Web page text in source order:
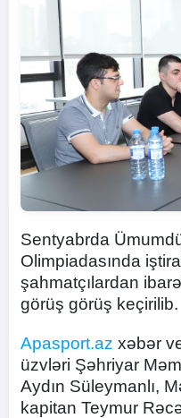
Sentyabrda
Olimpiadasında
şahmatçılardan
görüş görüş keçirilib.
Apasport.az xəbər
üzvləri Şəhriyar
Aydın Süleymanlı,
kapitan Teymur